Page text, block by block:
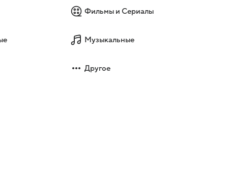
Фильмы и Сериалы
Музыкальные
Другое